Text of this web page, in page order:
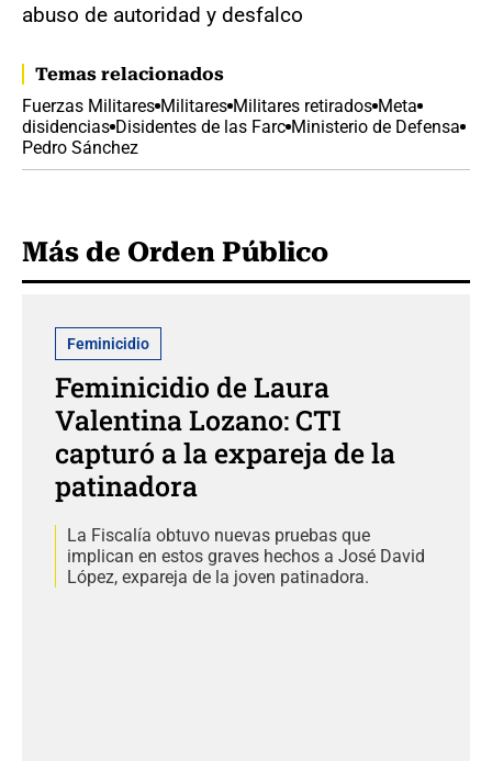
abuso de autoridad y desfalco
Temas relacionados
Fuerzas Militares Militares Militares retirados Meta
disidencias Disidentes de las Farc Ministerio de Defensa
Pedro Sánchez
Más de Orden Público
Feminicidio
Feminicidio de Laura
Valentina Lozano: CTI
capturó a la expareja de la
patinadora
La Fiscalía obtuvo nuevas pruebas que
implican en estos graves hechos a José David
López, expareja de la joven patinadora.